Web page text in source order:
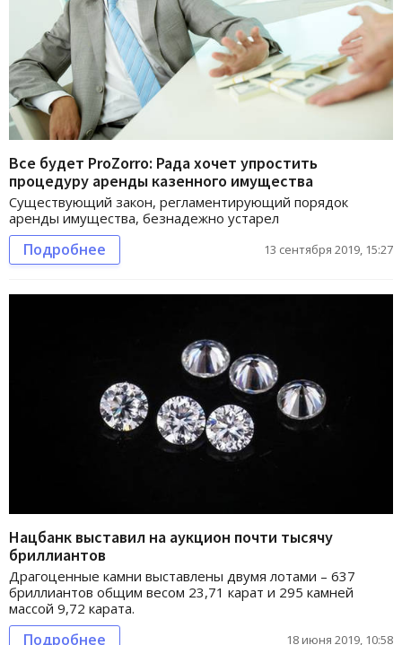
Все будет ProZorro: Рада хочет упростить
процедуру аренды казенного имущества
Существующий закон, регламентирующий порядок
аренды имущества, безнадежно устарел
Подробнее 13 сентября 2019, 15:27
Нацбанк выставил на аукцион почти тысячу
бриллиантов
Драгоценные камни выставлены двумя лотами – 637
бриллиантов общим весом 23,71 карат и 295 камней
массой 9,72 карата.
Подробнее 18 июня 2019, 10:58